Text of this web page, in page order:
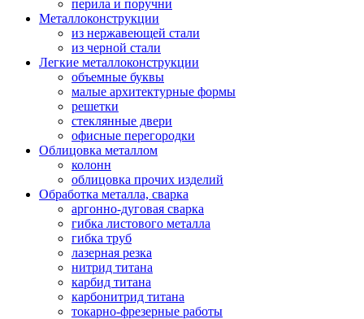
перила и поручни
Металлоконструкции
из нержавеющей стали
из черной стали
Легкие металлоконструкции
объемные буквы
малые архитектурные формы
решетки
стеклянные двери
офисные перегородки
Облицовка металлом
колонн
облицовка прочих изделий
Обработка металла, сварка
аргонно-дуговая сварка
гибка листового металла
гибка труб
лазерная резка
нитрид титана
карбид титана
карбонитрид титана
токарно-фрезерные работы